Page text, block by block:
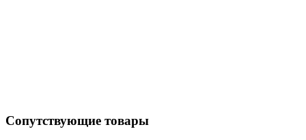
Сопутствующие товары